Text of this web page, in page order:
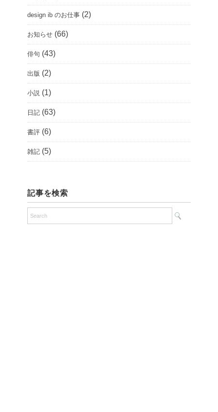
design ib のお仕事 (2)
お知らせ (66)
俳句 (43)
出版 (2)
小説 (1)
日記 (63)
書評 (6)
雑記 (5)
記事を検索